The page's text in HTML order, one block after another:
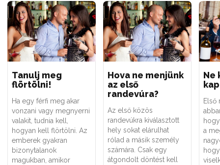
Tanulj meg
flörtölni!
Ha egy férfi meg akar
vonzani vagy megnyerni
valakit, tudnia kell,
hogyan kell flörtölni. Az
emberek gyakran
bizonytalanok
magukban, amikor
Hova ne menjünk
az első
randevúra?
Az első közös
randevúkra kiválasztott
hely sokat elárulhat
rólad a másik személy
számára. Csak egy
átgondolt döntést kell
Ne
Első
a